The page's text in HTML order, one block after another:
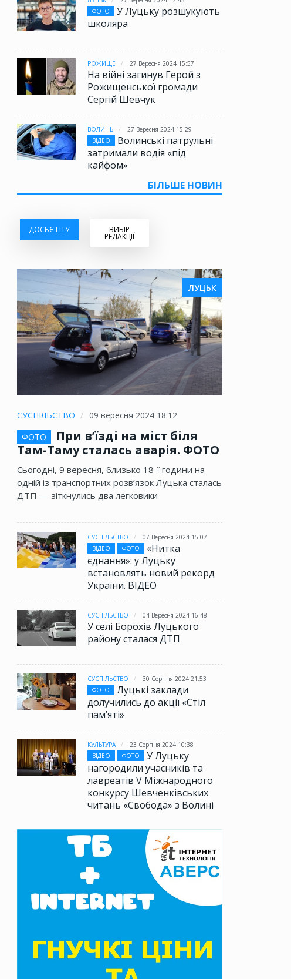
ФОТО
У Луцьку розшукують
школяра
РОЖИЩЕ 27 Вересня 2024 15:57
На війні загинув Герой з
Рожищенської громади
Сергій Шевчук
ВОЛИНЬ
27 Вересня 2024 15:29
ВІДЕО
Волинські патрульні
затримали водія «під
кайфом»
БІЛЬШЕ НОВИН
ДОСЬЄ ГІТУ ВИБІР
РЕДАКЦІЇ
ЛУЦЬК
СУСПІЛЬСТВО
09 вересня 2024 18:12
ФОТО
При в’їзді на міст біля
Там-Таму сталась аварія. ФОТО
Сьогодні, 9 вересня, близько 18-ї години на
одній із транспортних розв’язок Луцька сталась
ДТП — зіткнулись два легковики
СУСПІЛЬСТВО
07 Вересня 2024 15:07
ВІДЕО
ФОТО
«Нитка
єднання»: у Луцьку
встановлять новий рекорд
України. ВІДЕО
СУСПІЛЬСТВО 04 Вересня 2024 16:48
У селі Борохів Луцького
району сталася ДТП
СУСПІЛЬСТВО
30 Серпня 2024 21:53
ФОТО
Луцькі заклади
долучились до акції «Стіл
памʼяті»
КУЛЬТУРА
23 Серпня 2024 10:38
ВІДЕО
ФОТО
У Луцьку
нагородили учасників та
лавреатів V Міжнародного
конкурсу Шевченківських
читань «Свобода» з Волині